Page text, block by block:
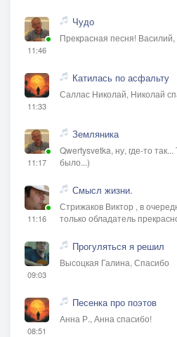
11:46
Чудо
Прекрасная песня!
11:33
Катилась по асфальту
Саллас Николай, Николай
11:17
Земляника
Qwertysvetka, ну, где-то
было...)
11:16
Смысл жизни.
Стрижаков Виктор , в
только обладатель
09:03
Прогуляться я решил
Высоцкая Галина, Спасибо
08:51
Песенка про поэтов
Анна Р., Анна спасибо!